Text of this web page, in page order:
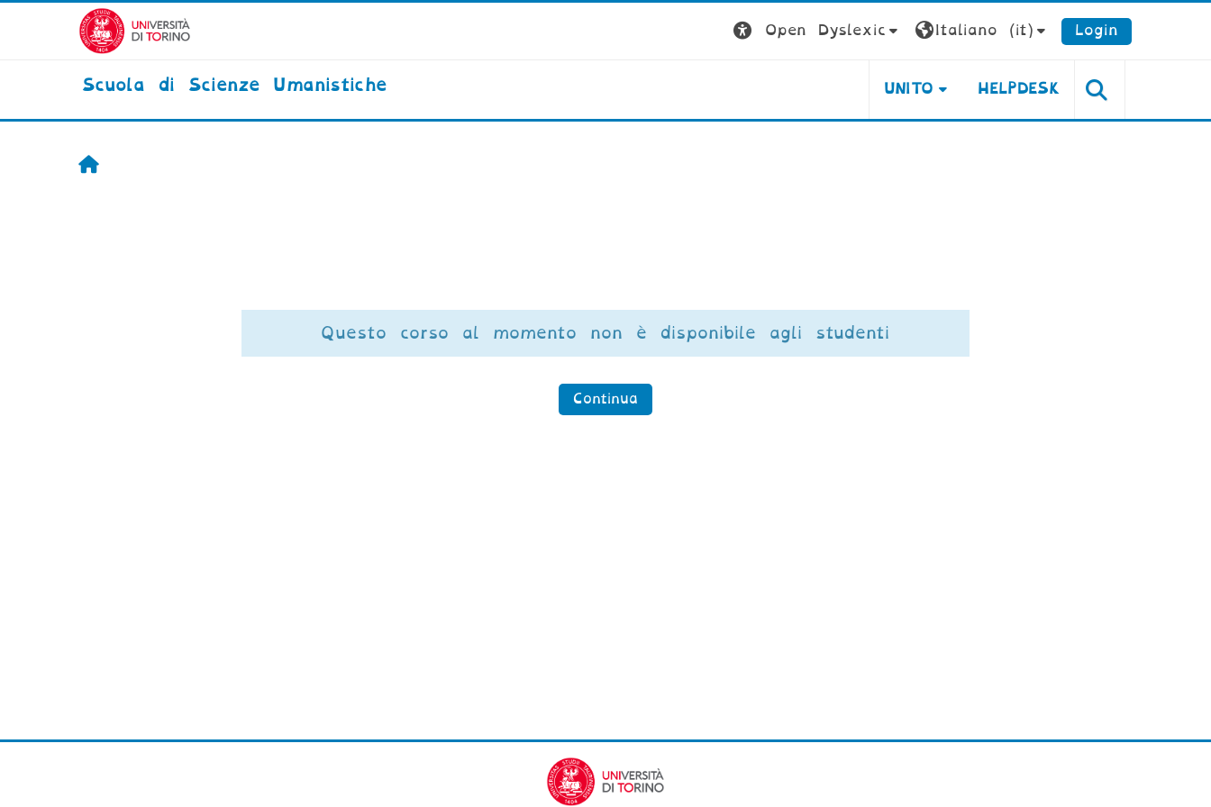
Vai al contenuto principale
Open Dyslexic
Italiano ‎(it)‎ Login
Scuola di Scienze Umanistiche UNITO HELPDESK
Home
Questo corso al momento non è disponibile agli studenti
Continua